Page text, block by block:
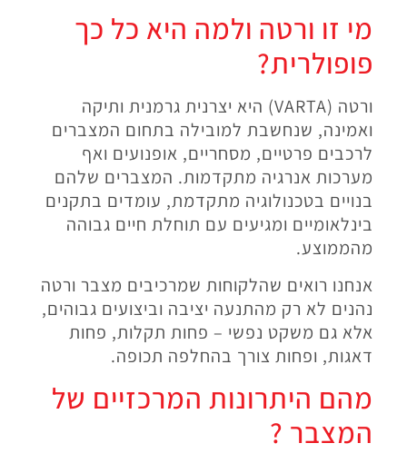
מי זו ורטה ולמה היא כל כך
פופולרית?
ורטה (VARTA) היא יצרנית גרמנית ותיקה
ואמינה, שנחשבת למובילה בתחום המצברים
לרכבים פרטיים, מסחריים, אופנועים ואף
מערכות אנרגיה מתקדמות. המצברים שלהם
בנויים בטכנולוגיה מתקדמת, עומדים בתקנים
בינלאומיים ומגיעים עם תוחלת חיים גבוהה
מהממוצע.
אנחנו רואים שהלקוחות שמרכיבים מצבר ורטה
נהנים לא רק מהתנעה יציבה וביצועים גבוהים,
אלא גם משקט נפשי – פחות תקלות, פחות
דאגות, ופחות צורך בהחלפה תכופה.
מהם היתרונות המרכזיים של
המצבר ?